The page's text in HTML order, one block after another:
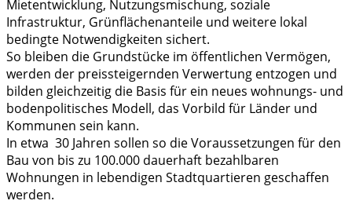
Mietentwicklung, Nutzungsmischung, soziale
Infrastruktur, Grünflächenanteile und weitere lokal
bedingte Notwendigkeiten sichert.
So bleiben die Grundstücke im öffentlichen Vermögen,
werden der preissteigernden Verwertung entzogen und
bilden gleichzeitig die Basis für ein neues wohnungs- und
bodenpolitisches Modell, das Vorbild für Länder und
Kommunen sein kann.
In etwa 30 Jahren sollen so die Voraussetzungen für den
Bau von bis zu 100.000 dauerhaft bezahlbaren
Wohnungen in lebendigen Stadtquartieren geschaffen
werden.